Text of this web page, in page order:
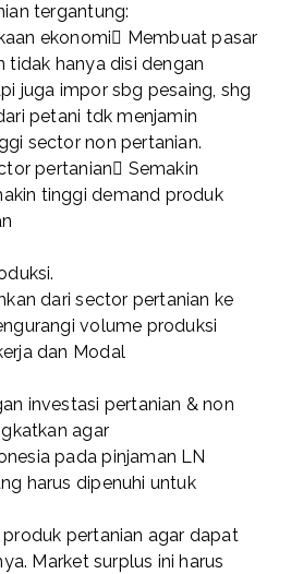
tergantung:
ekonomi Membuat pasar
tidak hanya disi dengan
juga impor sbg pesaing, shg
petani tdk menjamin
sector non pertanian.
pertanian Semakin
tinggi demand produk
dari sector pertanian ke
volume produksi
dan Modal
investasi pertanian & non
agar
pada pinjaman LN
harus dipenuhi untuk
produk pertanian agar dapat
Market surplus ini harus